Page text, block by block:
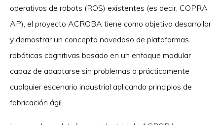
operativos de robots (ROS) existentes (es decir, COPRA
AP), el proyecto ACROBA tiene como objetivo desarrollar
y demostrar un concepto novedoso de plataformas
robóticas cognitivas basado en un enfoque modular
capaz de adaptarse sin problemas a prácticamente
cualquier escenario industrial aplicando principios de
fabricación ágil. .